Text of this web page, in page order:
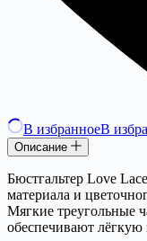
В избранноеВ
Описание
Бюстгальтер Love
материала и
Мягкие треугольные
обеспечивают лёгкую